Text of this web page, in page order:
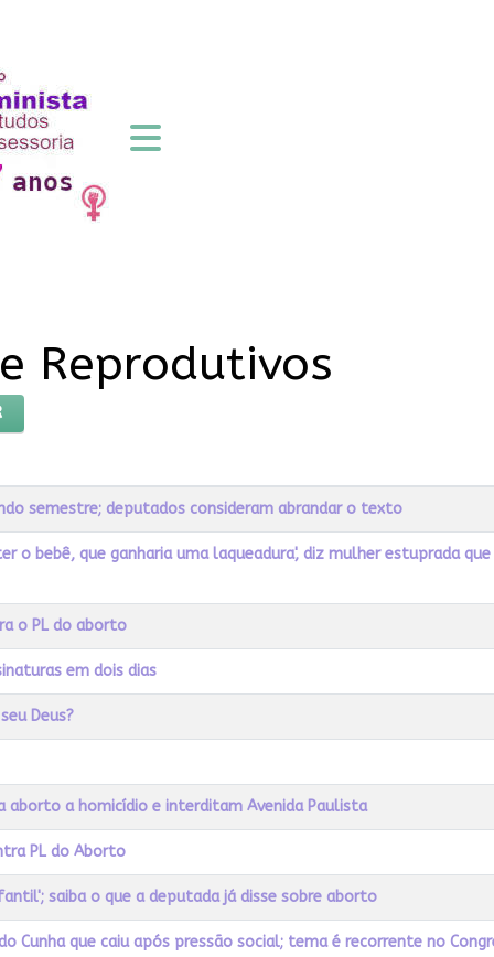
Reprodutivos
semestre; deputados consideram abrandar o texto
o bebê, que ganharia uma laqueadura', diz mulher estuprada
o PL do aborto
em dois dias
Deus?
a homicídio e interditam Avenida Paulista
PL do Aborto
saiba o que a deputada já disse sobre aborto
Cunha que caiu após pressão social; tema é recorrente no